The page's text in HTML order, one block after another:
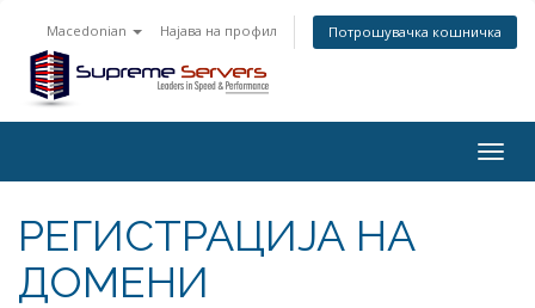
Macedonian Најава на профил Потрошувачка кошничка
РЕГИСТРАЦИЈА НА
ДОМЕНИ